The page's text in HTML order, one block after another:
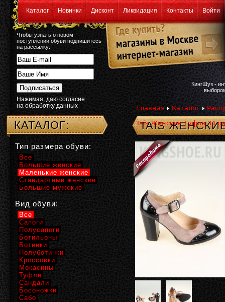
Каталог Новинки Дисконт Ликвидация Контакты Войти
Чтобы узнать о новом
поступлении обуви подпишитесь
на рассылку:
Нажимая, даю согласие
на обработку данных
КингШуз -
Главная Каталог
Tais Женские Туфли 34
TAIS
КАТАЛОГ:
Тип размера обуви:
Все
Большие женские
Маленькие женские
Стандартные женские
Большие мужские
Вид обуви:
Все
Сапоги
Полусапоги
Ботильоны
Ботинки
Полуботинки
Кроссовки
Мокасины
Туфли
Сандали
Босоножки
Сабо